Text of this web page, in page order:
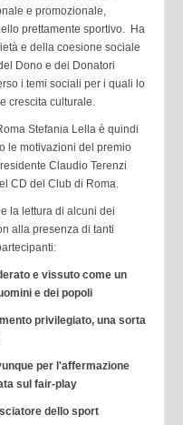
e promozionale,
prettamente sportivo. Ha
e della coesione sociale
Dono e dei Donatori
i temi sociali per i quali lo
crescita culturale.
Stefania Lella è quindi
le motivazioni del premio
Claudio Terenzi
CD del Club di Roma.
la lettura di alcuni dei
alla presenza di tanti
e vissuto come un
e dei popoli
privilegiato, una sorta
per l'affermazione
sul fair-play
dello sport